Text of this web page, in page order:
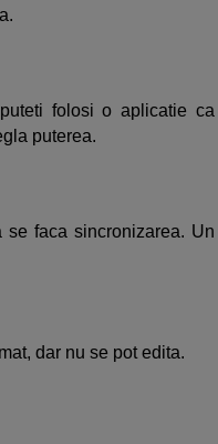
folosi o aplicatie ca
puterea.
faca sincronizarea. Un
dar nu se pot edita.